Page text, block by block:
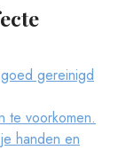
gereinigd
te voorkomen.
handen en